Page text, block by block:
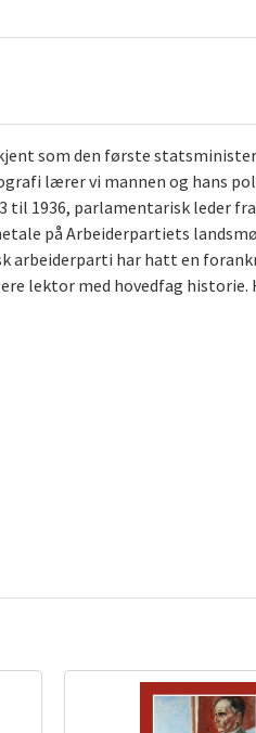
som den første
lærer vi mannen og hans
1936, parlamentarisk leder fra
på Arbeiderpartiets
har hatt en
lektor med hovedfag